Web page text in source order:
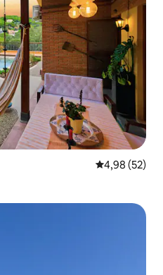
4,98 de uma
4,98 (52)